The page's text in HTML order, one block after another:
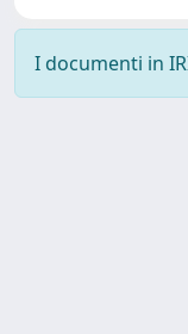
I documenti in